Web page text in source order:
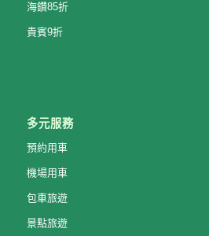
海鑽85折
貴賓9折
多元服務
預約用車
機場用車
包車旅遊
景點旅遊